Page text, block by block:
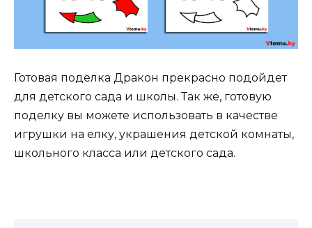
Готовая поделка Дракон прекрасно подойдет
для детского сада и школы. Так же, готовую
поделку вы можете использовать в качестве
игрушки на елку, украшения детской комнаты,
школьного класса или детского сада.